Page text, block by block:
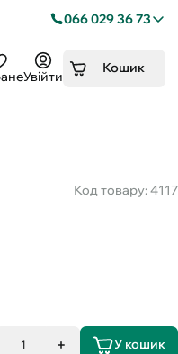
066 029 36 73
Увійти
Кошик
Код товару: 4117
1 У кошик